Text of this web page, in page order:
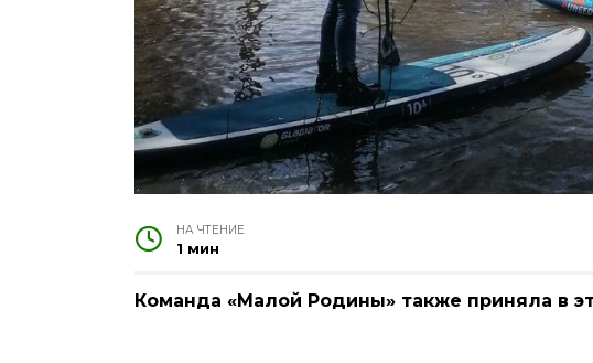
НА ЧТЕНИЕ
1 мин
Команда «Малой Родины» также приняла в